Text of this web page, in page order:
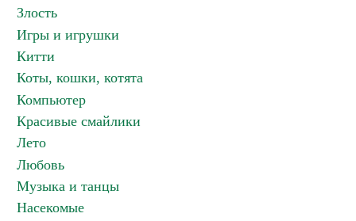
Злость
Игры и игрушки
Китти
Коты, кошки, котята
Компьютер
Красивые смайлики
Лето
Любовь
Музыка и танцы
Насекомые